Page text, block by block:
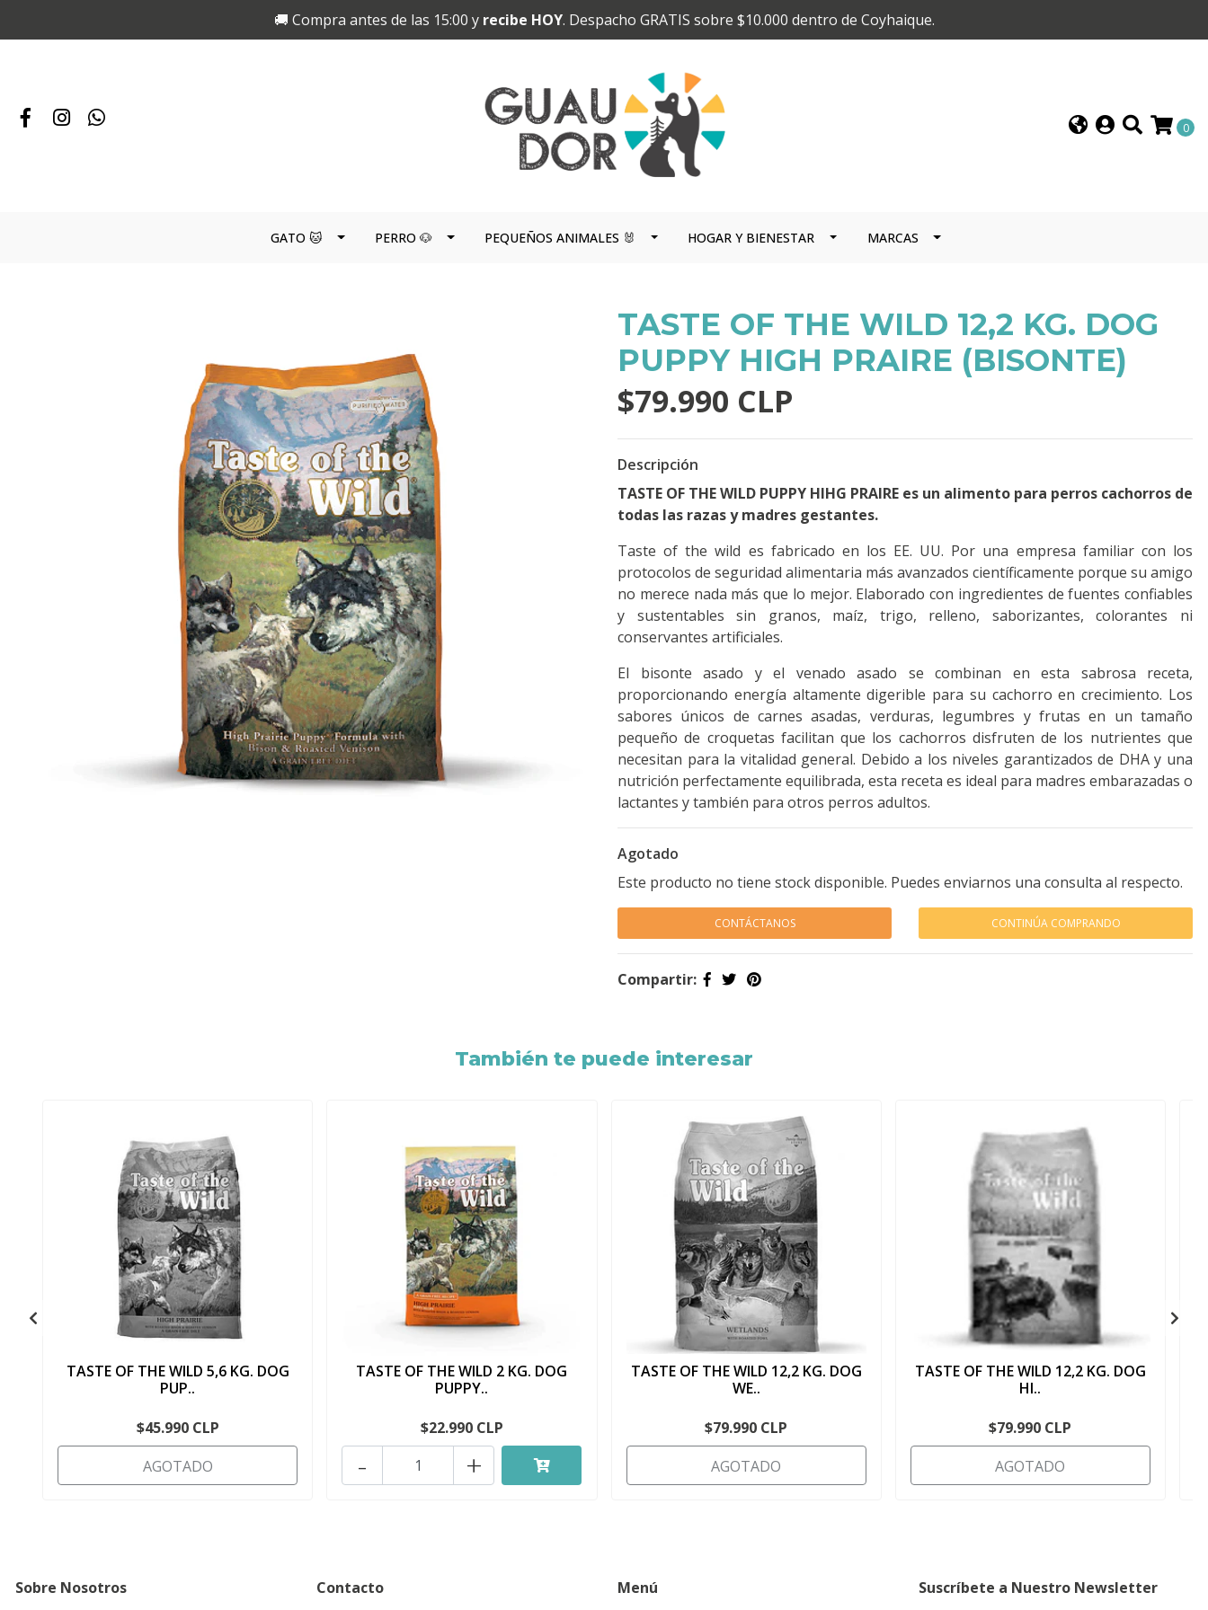
🚚 Compra antes de las 15:00 y recibe HOY. Despacho GRATIS sobre $10.000 dentro de Coyhaique.
0
GATO 🐱 PERRO 🐶 PEQUEÑOS ANIMALES 🐰 HOGAR Y BIENESTAR MARCAS
TASTE OF THE WILD 12,2 KG. DOG
PUPPY HIGH PRAIRE (BISONTE)
$79.990 CLP
Descripción
TASTE OF THE WILD PUPPY HIHG PRAIRE es un alimento para perros cachorros de
todas las razas y madres gestantes.
Taste of the wild es fabricado en los EE. UU. Por una empresa familiar con los
protocolos de seguridad alimentaria más avanzados científicamente porque su amigo
no merece nada más que lo mejor. Elaborado con ingredientes de fuentes confiables
y sustentables sin granos, maíz, trigo, relleno, saborizantes, colorantes ni
conservantes artificiales.
El bisonte asado y el venado asado se combinan en esta sabrosa receta,
proporcionando energía altamente digerible para su cachorro en crecimiento. Los
sabores únicos de carnes asadas, verduras, legumbres y frutas en un tamaño
pequeño de croquetas facilitan que los cachorros disfruten de los nutrientes que
necesitan para la vitalidad general. Debido a los niveles garantizados de DHA y una
nutrición perfectamente equilibrada, esta receta es ideal para madres embarazadas o
lactantes y también para otros perros adultos.
Agotado
Este producto no tiene stock disponible. Puedes enviarnos una consulta al respecto.
CONTÁCTANOS CONTINÚA COMPRANDO
Compartir:
También te puede interesar
TASTE OF THE WILD 5,6 KG. DOG
PUP..
$45.990 CLP
AGOTADO
TASTE OF THE WILD 2 KG. DOG
PUPPY..
$22.990 CLP
+
-
TASTE OF THE WILD 12,2 KG. DOG
WE..
$79.990 CLP
AGOTADO
TASTE OF THE WILD 12,2 KG. DOG
HI..
$79.990 CLP
AGOTADO
Sobre Nosotros Contacto Menú Suscríbete a Nuestro Newsletter